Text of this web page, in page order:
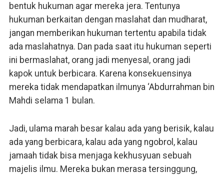
bentuk hukuman agar mereka jera. Tentunya
hukuman berkaitan dengan maslahat dan mudharat,
jangan memberikan hukuman tertentu apabila tidak
ada maslahatnya. Dan pada saat itu hukuman seperti
ini bermaslahat, orang jadi menyesal, orang jadi
kapok untuk berbicara. Karena konsekuensinya
mereka tidak mendapatkan ilmunya ‘Abdurrahman bin
Mahdi selama 1 bulan.
Jadi, ulama marah besar kalau ada yang berisik, kalau
ada yang berbicara, kalau ada yang ngobrol, kalau
jamaah tidak bisa menjaga kekhusyuan sebuah
majelis ilmu. Mereka bukan merasa tersinggung,